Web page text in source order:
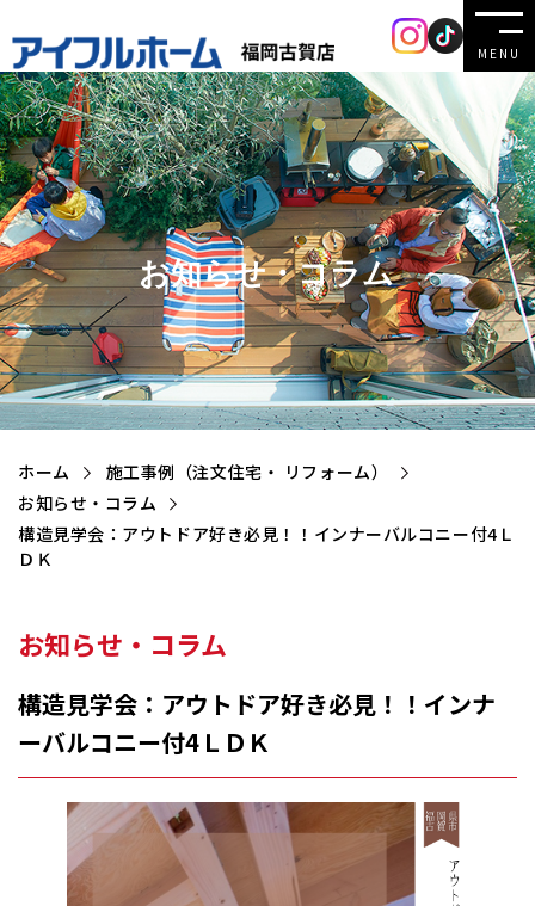
MENU
お知らせ・コラム
ホーム
施工事例（注文住宅・ リフォーム）
お知らせ・コラム
構造見学会：アウトドア好き必見！！インナーバルコニー付4Ｌ
ＤＫ
お知らせ・コラム
構造見学会：アウトドア好き必見！！インナ
ーバルコニー付4ＬＤＫ